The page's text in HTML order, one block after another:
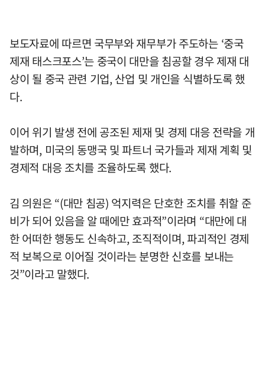
보도자료에 따르면 국무부와 재무부가 주도하는 ‘중국
제재 태스크포스’는 중국이 대만을 침공할 경우 제재 대
상이 될 중국 관련 기업, 산업 및 개인을 식별하도록 했
다.
이어 위기 발생 전에 공조된 제재 및 경제 대응 전략을 개
발하며, 미국의 동맹국 및 파트너 국가들과 제재 계획 및
경제적 대응 조치를 조율하도록 했다.
김 의원은 “(대만 침공) 억지력은 단호한 조치를 취할 준
비가 되어 있음을 알 때에만 효과적”이라며 “대만에 대
한 어떠한 행동도 신속하고, 조직적이며, 파괴적인 경제
적 보복으로 이어질 것이라는 분명한 신호를 보내는
것”이라고 말했다.